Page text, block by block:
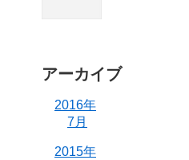
アーカイブ
2016年
7月
2015年